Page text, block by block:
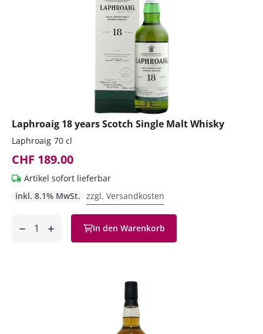
Laphroaig 18 years Scotch Single Malt Whisky
Laphroaig 70 cl
CHF 189.00
Artikel sofort lieferbar
inkl. 8.1% MwSt. zzgl. Versandkosten
In den Warenkorb